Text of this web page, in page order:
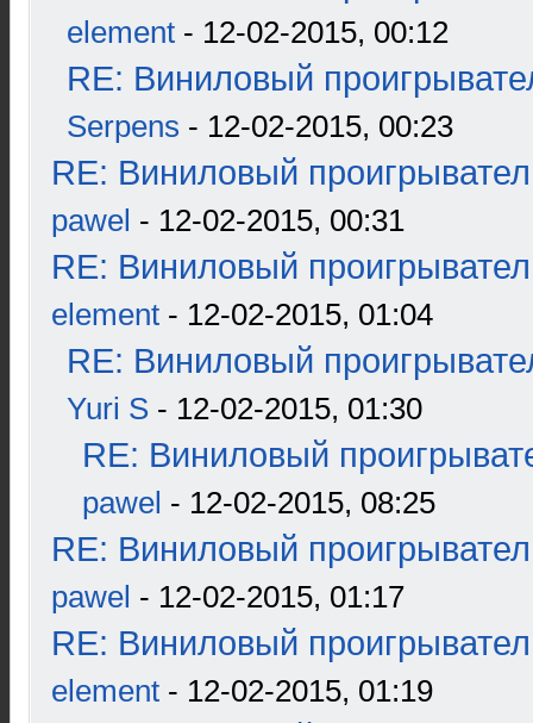
element - 12-02-2015, 00:12
RE: Виниловый
Serpens - 12-02-2015, 00:23
RE: Виниловый
pawel - 12-02-2015, 00:31
RE: Виниловый
element - 12-02-2015, 01:04
RE: Виниловый
Yuri S - 12-02-2015, 01:30
RE: Виниловый
pawel - 12-02-2015, 08:25
RE: Виниловый
pawel - 12-02-2015, 01:17
RE: Виниловый
element - 12-02-2015, 01:19